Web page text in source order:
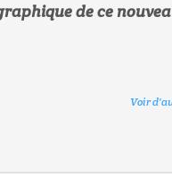
de ce
Voir
Voir
Voir
Voir